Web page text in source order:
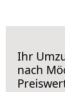
Ihr
nach